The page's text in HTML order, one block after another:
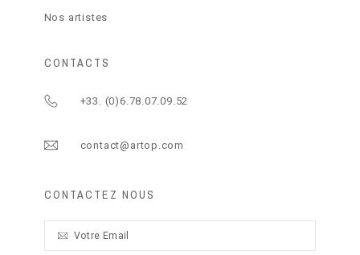
Nos artistes
CONTACTS
+33. (0)6.78.07.09.52
contact@artop.com
CONTACTEZ NOUS